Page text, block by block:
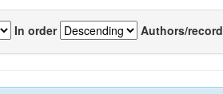
In order Authors/record